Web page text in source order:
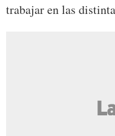
trabajar en las